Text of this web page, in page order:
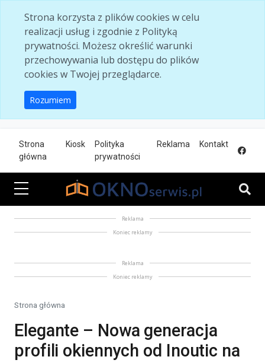
Strona korzysta z plików cookies w celu
realizacji usług i zgodnie z Polityką
prywatności. Możesz określić warunki
przechowywania lub dostępu do plików
cookies w Twojej przeglądarce.
Rozumiem
Strona
główna
Kiosk
Polityka
prywatności
Reklama Kontakt
Reklama
Koniec reklamy
Reklama
Koniec reklamy
Strona główna
Elegante – Nowa generacja
profili okiennych od Inoutic na